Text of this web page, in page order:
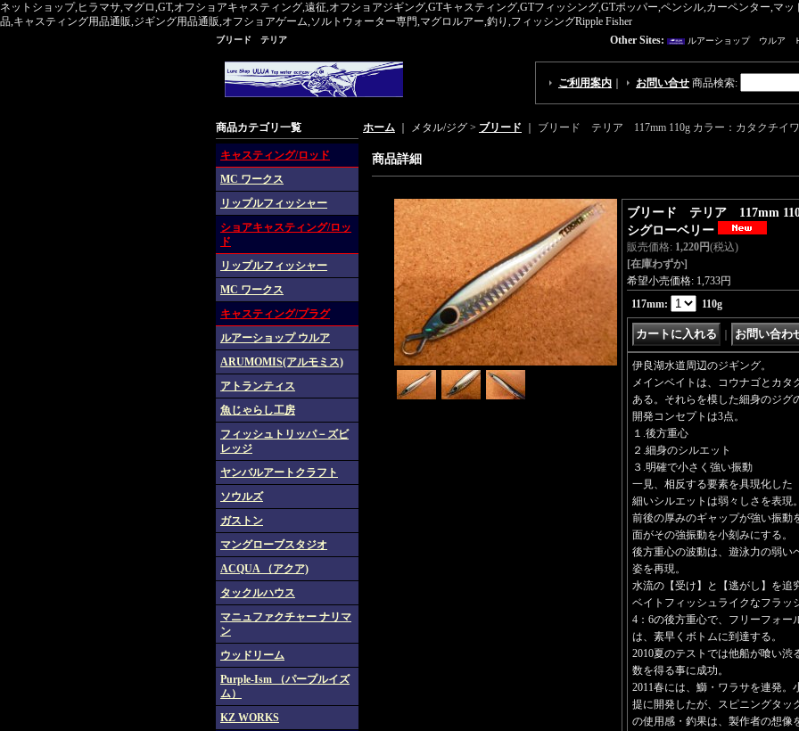
ネットショップ,ヒラマサ,マグロ,GT,オフショアキャスティング,遠征,オフショアジギング,GTキャスティング,GTフィッシング,GTポッパー,ペンシル,カーペンター,マ
品,キャスティング用品通販,ジギング用品通販,オフショアゲーム,ソルトウォーター専門,マグロルアー,釣り,フィッシングRipple Fisher
Other Sites:
ルアーショップ ウルア
ブリード テリア
ご利用案内 お問い合せ 商品検索:
商品カテゴリ一覧
キャスティング/ロッド
MC ワークス
リップルフィッシャー
ショアキャスティング/ロッ
ド
リップルフィッシャー
MC ワークス
キャスティング/プラグ
ルアーショップ ウルア
ARUMOMIS(アルモミス)
アトランティス
魚じゃらし工房
フィッシュトリッパ－ズビ
レッジ
ヤンバルアートクラフト
ソウルズ
ガストン
マングローブスタジオ
ACQUA （アクア)
タックルハウス
マニュファクチャー ナリマ
ン
ウッドリーム
Purple-Ism （パープルイズ
ム）
KZ WORKS
ホーム ｜ メタル/ジグ > ブリード ブリード テリア 117mm 110g カラー：カタクチイ
商品詳細
ブリード テリア 117mm
シグローベリー
販売価格: 1,220円(税込)
[在庫わずか]
希望小売価格: 1,733円
117mm: 110g
伊良湖水道周辺のジギング。
メインベイトは、コウナゴとカタ
ある。それらを模した細身のジグ
開発コンセプトは3点。
１.後方重心
２.細身のシルエット
３.明確で小さく強い振動
一見、相反する要素を具現化した
細いシルエットは弱々しさを表現。
前後の厚みのギャップが強い振動
面がその強振動を小刻みにする。
後方重心の波動は、遊泳力の弱い
姿を再現。
水流の【受け】と【逃がし】を追
ベイトフィッシュライクなフラッ
4：6の後方重心で、フリーフォー
は、素早くボトムに到達する。
2010夏のテストでは他船が喰い渋
数を得る事に成功。
2011春には、鰤・ワラサを連発。
提に開発したが、スピニングタッ
の使用感・釣果は、製作者の想像